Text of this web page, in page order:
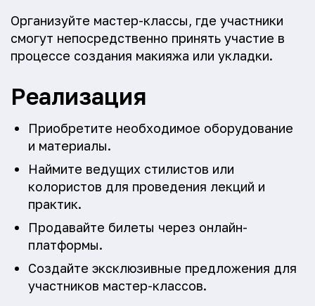
Организуйте мастер-классы, где участники
смогут непосредственно принять участие в
процессе создания макияжа или укладки.
Реализация
Приобретите необходимое оборудование
и материалы.
Наймите ведущих стилистов или
колористов для проведения лекций и
практик.
Продавайте билеты через онлайн-
платформы.
Создайте эксклюзивные предложения для
участников мастер-классов.